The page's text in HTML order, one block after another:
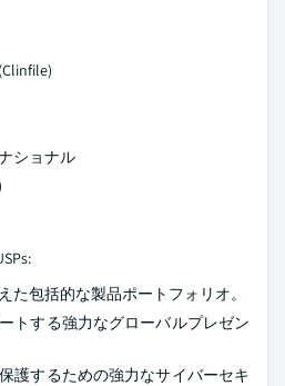
ショナル
た包括的な製品ポートフォリオ。
トする強力なグローバルプレゼン
護するための強力なサイバーセキ